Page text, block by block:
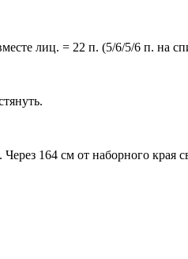
лиц. = 22 п. (5/6/5/6 п. на
164 см от наборного края